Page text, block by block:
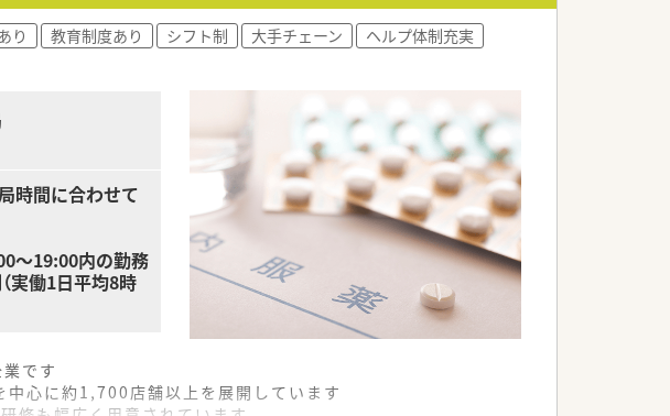
り 教育制度あり シフト制 大手チェーン
ヘルプ体制充実
時間に合わせて
～19:00内の勤務
実働1日平均8時
です
中心に約1,700店舗以上を展開しています